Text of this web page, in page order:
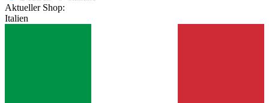
Aktueller Shop:
Italien